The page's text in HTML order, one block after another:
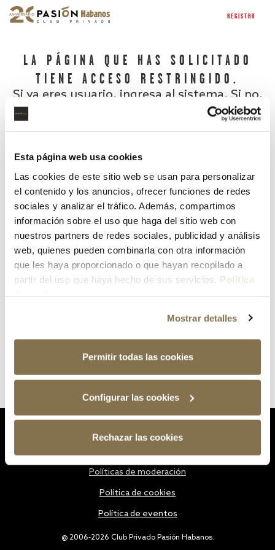
Esta página web usa cookies
Las cookies de este sitio web se usan para personalizar
el contenido y los anuncios, ofrecer funciones de redes
sociales y analizar el tráfico. Además, compartimos
información sobre el uso que haga del sitio web con
nuestros partners de redes sociales, publicidad y análisis
web, quienes pueden combinarla con otra información
que les haya proporcionado o que hayan recopilado a
partir del uso que haya hecho de sus servicios. Política
Mostrar detalles
Permitir todas las cookies
Configurar las cookies
Rechazar las cookies
REGISTRO
LA PÁGINA QUE HAS SOLICITADO
TIENE ACCESO RESTRINGIDO.
Si ya eres usuario, ingresa al sistema. Si no,
¿Has olvidado tu contraseña?
@ 2006-2026 Club Privado Pasión Habanos.
Políticas de moderación
Política de cookies
Política de eventos